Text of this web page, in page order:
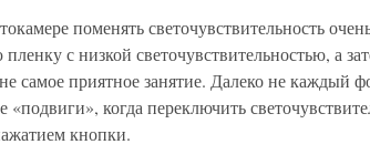
поменять светочувствительность
с низкой светочувствительностью, а
самое приятное занятие. Далеко не каждый
«подвиги», когда переключить
кнопки.